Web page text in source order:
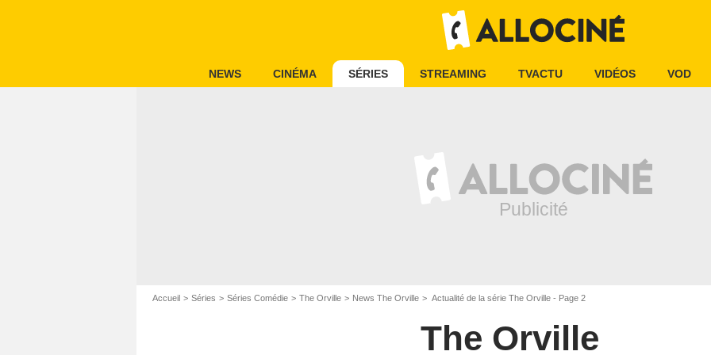
NEWS CINÉMA SÉRIES STREAMING TVACTU VIDÉOS VOD
Accueil Séries Séries Comédie The Orville News The Orville Actualité de la série The Orville - Page 2
The Orville